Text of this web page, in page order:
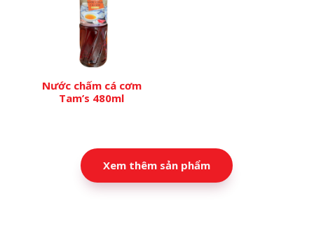
Nước chấm cá cơm
Tam’s 480ml
Xem thêm sản phẩm